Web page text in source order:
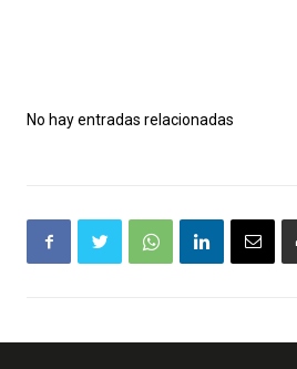
No hay entradas relacionadas